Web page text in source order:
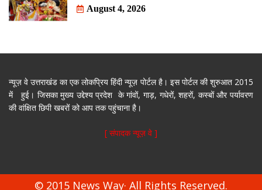
August 4, 2026
न्यूज़ वे उत्तराखंड का एक लोकप्रिय हिंदी न्यूज़ पोर्टल है। इस पोर्टल की शुरुआत 2015
में हुई। जिसका मुख्य उद्देश्य प्रदेश के गांवों, गाड़, गधेरों, शहरों, कस्बों और पर्यावरण
की वांक्षित छिपी खबरों को आप तक पहुंचाना है।
[ संपादक न्यूज़ वे ]
© 2015 News Way· All Rights Reserved.